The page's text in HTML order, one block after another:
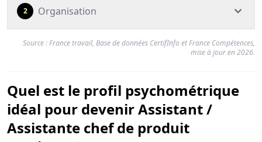
2 Organisation
Source : France travail, Base de données CertifInfo et France Compétences,
mise à jour en 2026.
Quel est le profil psychométrique
idéal pour devenir Assistant /
Assistante chef de produit